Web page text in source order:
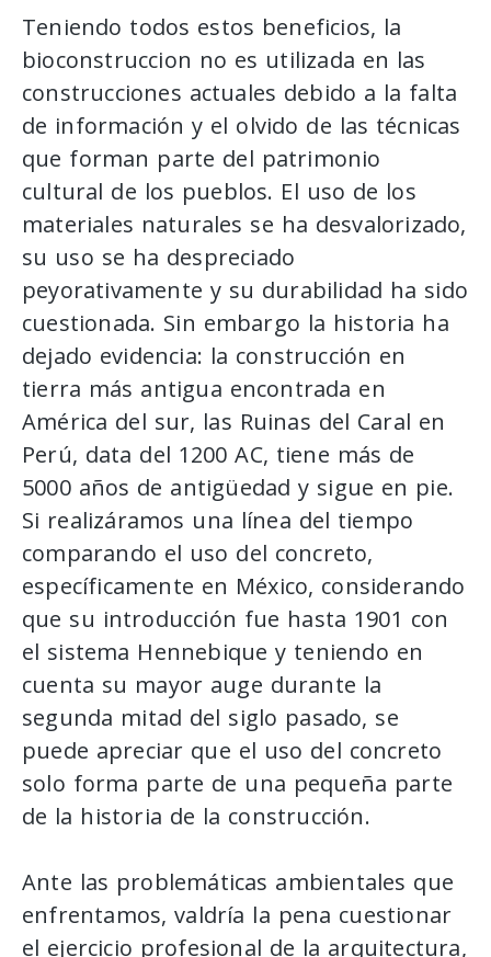
Teniendo todos estos beneficios, la
bioconstruccion no es utilizada en las
construcciones actuales debido a la falta
de información y el olvido de las técnicas
que forman parte del patrimonio
cultural de los pueblos. El uso de los
materiales naturales se ha desvalorizado,
su uso se ha despreciado
peyorativamente y su durabilidad ha sido
cuestionada. Sin embargo la historia ha
dejado evidencia: la construcción en
tierra más antigua encontrada en
América del sur, las Ruinas del Caral en
Perú, data del 1200 AC, tiene más de
5000 años de antigüedad y sigue en pie.
Si realizáramos una línea del tiempo
comparando el uso del concreto,
específicamente en México, considerando
que su introducción fue hasta 1901 con
el sistema Hennebique y teniendo en
cuenta su mayor auge durante la
segunda mitad del siglo pasado, se
puede apreciar que el uso del concreto
solo forma parte de una pequeña parte
de la historia de la construcción.
Ante las problemáticas ambientales que
enfrentamos, valdría la pena cuestionar
el ejercicio profesional de la arquitectura,